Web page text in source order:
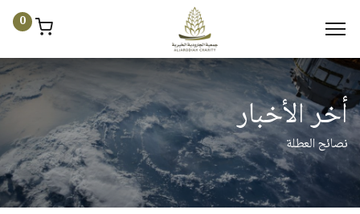
0
أخر الأخبار
نصائح العطلة